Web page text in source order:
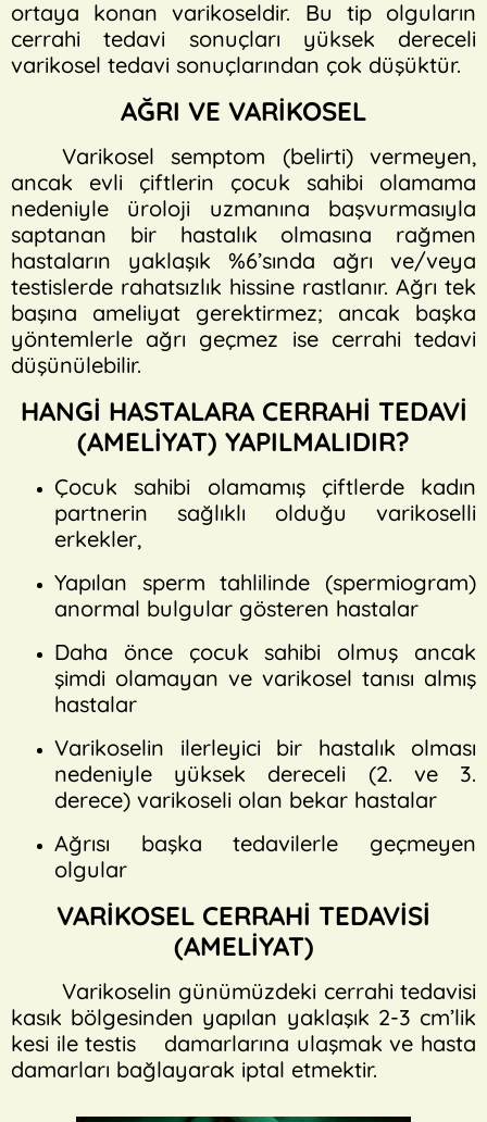
ortaya konan varikoseldir. Bu tip olguların
cerrahi tedavi sonuçları yüksek dereceli
varikosel tedavi sonuçlarından çok düşüktür.
AĞRI VE VARİKOSEL
Varikosel semptom (belirti) vermeyen,
ancak evli çiftlerin çocuk sahibi olamama
nedeniyle üroloji uzmanına başvurmasıyla
saptanan bir hastalık olmasına rağmen
hastaların yaklaşık %6’sında ağrı ve/veya
testislerde rahatsızlık hissine rastlanır. Ağrı tek
başına ameliyat gerektirmez; ancak başka
yöntemlerle ağrı geçmez ise cerrahi tedavi
düşünülebilir.
HANGİ HASTALARA CERRAHİ TEDAVİ
(AMELİYAT) YAPILMALIDIR?
Çocuk sahibi olamamış çiftlerde kadın
partnerin sağlıklı olduğu varikoselli
erkekler,
Yapılan sperm tahlilinde (spermiogram)
anormal bulgular gösteren hastalar
Daha önce çocuk sahibi olmuş ancak
şimdi olamayan ve varikosel tanısı almış
hastalar
Varikoselin ilerleyici bir hastalık olması
nedeniyle yüksek dereceli (2. ve 3.
derece) varikoseli olan bekar hastalar
Ağrısı başka tedavilerle geçmeyen
olgular
VARİKOSEL CERRAHİ TEDAVİSİ
(AMELİYAT)
Varikoselin günümüzdeki cerrahi tedavisi
kasık bölgesinden yapılan yaklaşık 2-3 cm’lik
kesi ile testis damarlarına ulaşmak ve hasta
damarları bağlayarak iptal etmektir.